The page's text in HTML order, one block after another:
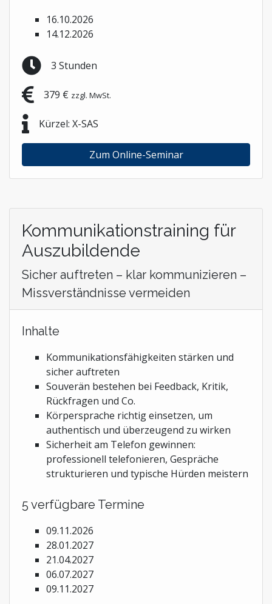
16.10.2026
14.12.2026
3 Stunden
379 € zzgl. MwSt.
Kürzel: X-SAS
Zum Online-Seminar
Kommunikationstraining für
Auszubildende
Sicher auftreten – klar kommunizieren –
Missverständnisse vermeiden
Inhalte
Kommunikationsfähigkeiten stärken und
sicher auftreten
Souverän bestehen bei Feedback, Kritik,
Rückfragen und Co.
Körpersprache richtig einsetzen, um
authentisch und überzeugend zu wirken
Sicherheit am Telefon gewinnen:
professionell telefonieren, Gespräche
strukturieren und typische Hürden meistern
5 verfügbare Termine
09.11.2026
28.01.2027
21.04.2027
06.07.2027
09.11.2027